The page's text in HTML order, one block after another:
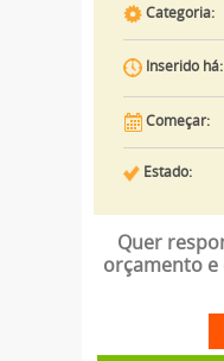
Categoria:
Inserido há:
Começar:
Estado:
Quer
orçamento